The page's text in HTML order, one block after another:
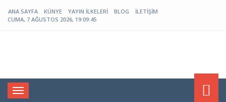
ANA SAYFA KÜNYE YAYIN İLKELERI BLOG
İLETIŞIM
CUMA, 7 AĞUSTOS 2026, 19:09:45
Menü